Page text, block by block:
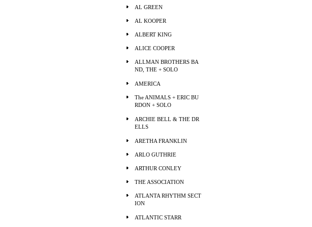
AL GREEN
AL KOOPER
ALBERT KING
ALICE COOPER
ALLMAN BROTHERS BA
ND, THE + SOLO
AMERICA
The ANIMALS + ERIC BU
RDON + SOLO
ARCHIE BELL & THE DR
ELLS
ARETHA FRANKLIN
ARLO GUTHRIE
ARTHUR CONLEY
THE ASSOCIATION
ATLANTA RHYTHM SECT
ION
ATLANTIC STARR